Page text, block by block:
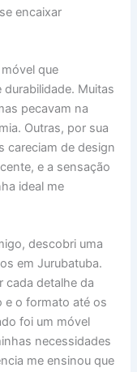
encaixar
que
Muitas
pecavam na
Outras, por sua
careciam de design
e a sensação
ideal me
descobri uma
em Jurubatuba.
cada detalhe da
e o formato até os
foi um móvel
necessidades
me ensinou que